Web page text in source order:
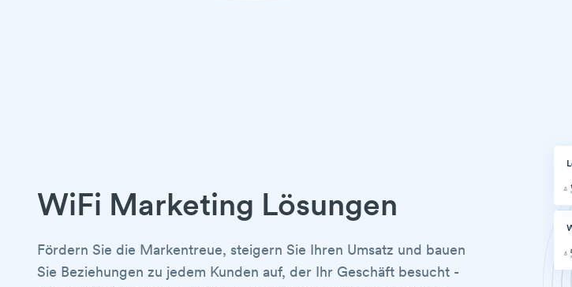
WiFi Marketing Lösungen
Fördern Sie die Markentreue, steigern Sie Ihren Umsatz und bauen
Sie Beziehungen zu jedem Kunden auf, der Ihr Geschäft besucht -